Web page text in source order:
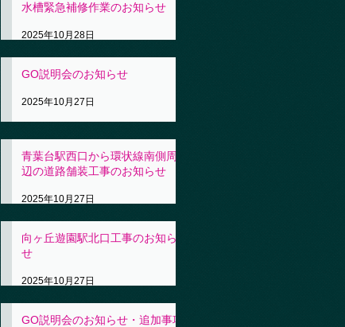
水槽緊急補修作業のお知らせ
2025年10月28日
GO説明会のお知らせ
2025年10月27日
青葉台駅西口から環状線南側周
辺の道路舗装工事のお知らせ
2025年10月27日
向ヶ丘遊園駅北口工事のお知ら
せ
2025年10月27日
GO説明会のお知らせ・追加事項